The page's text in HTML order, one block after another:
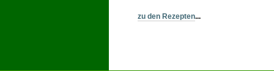
zu den Rezepten...